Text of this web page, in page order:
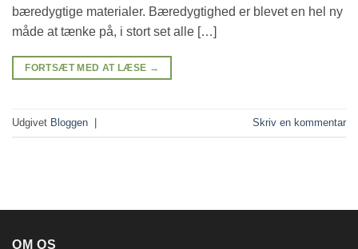
bæredygtige materialer. Bæredygtighed er blevet en hel ny
måde at tænke på, i stort set alle […]
FORTSÆT MED AT LÆSE →
Udgivet Bloggen | Skriv en kommentar
OM OS